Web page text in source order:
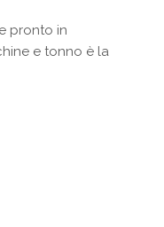
pronto in
e tonno è la